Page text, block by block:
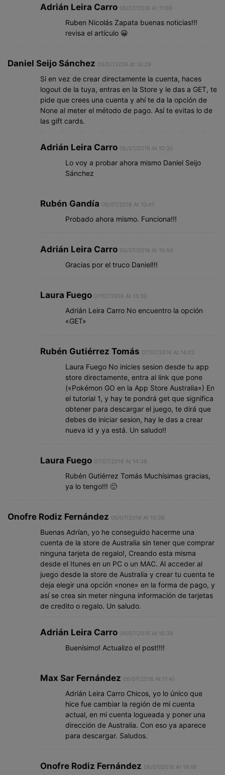
Adrián Leira Carro 06/07/2016 At 11:00
Ruben Nicolás Zapata buenas noticias!!!
revisa el artículo 😀
Daniel Seijo Sánchez 06/07/2016 At 10:29
Si en vez de crear directamente la cuenta, haces
logout de la tuya, entras en la Store y le das a GET, te
pide que crees una cuenta y ahí te da la opción de
None al meter el método de pago. Así te evitas lo de
las gift cards.
Adrián Leira Carro 06/07/2016 At 10:35
Lo voy a probar ahora mismo Daniel Seijo
Sánchez
Rubén Gandía 06/07/2016 At 10:41
Probado ahora mismo. Funciona!!!
Adrián Leira Carro 06/07/2016 At 10:56
Gracias por el truco Daniel!!!
Laura Fuego 07/07/2016 At 13:30
Adrián Leira Carro No encuentro la opción
«GET»
Rubén Gutiérrez Tomás 07/07/2016 At 14:02
Laura Fuego No inicies sesion desde tu app
store directamente, entra al link que pone
(«Pokémon GO en la App Store Australia») En
el tutorial 1, y hay te pondrá get que significa
obtener para descargar el juego, te dirá que
debes de iniciar sesion, hay le das a crear
nueva id y ya está. Un saludo!!
Laura Fuego 07/07/2016 At 14:38
Rubén Gutiérrez Tomás Muchísimas gracias,
ya lo tengo!!! 🙂
Onofre Rodiz Fernández 06/07/2016 At 10:36
Buenas Adrían, yo he conseguido hacerme una
cuenta de la store de Australia sin tener que comprar
ninguna tarjeta de regalo!, Creando esta misma
desde el Itunes en un PC o un MAC. Al acceder al
juego desde la store de Australia y crear tu cuenta te
deja elegir una opción «none» en la forma de pago, y
así se crea sin meter ninguna información de tarjetas
de credito o regalo. Un saludo.
Adrián Leira Carro 06/07/2016 At 10:38
Buenísimo! Actualizo el post!!!!
Max Sar Fernández 06/07/2016 At 11:41
Adrián Leira Carro Chicos, yo lo único que
hice fue cambiar la región de mi cuenta
actual, en mi cuenta logueada y poner una
dirección de Australia. Con eso ya aparece
para descargar. Saludos.
Onofre Rodiz Fernández 06/07/2016 At 19:18